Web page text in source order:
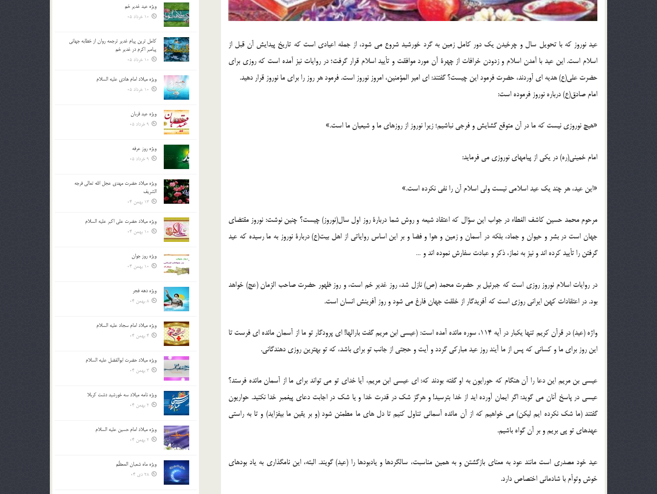
عید نوروز که با تحویل سال و چرخیدن یک دور کامل زمین به گرد خورشید شروع می شود، از جمله اعیادی است که تاریخ پیدایش آن قبل از
اسلام است. این عید با آمدن اسلام و زدودن خرافات از چهرۀ آن مورد موافقت و تأیید اسلام قرار گرفت؛ در روایات نیز آمده است که روزی برای
حضرت علی(ع) هدیه ای آوردند، حضرت فرمود این چیست؟ گفتند: ای امیر المؤمنین، امروز نوروز است. فرمود هر روز را برای ما نوروز قرار دهید.
امام صادق(ع) درباره نوروز فرموده است:
«هیچ نوروزی نیست که ما در آن متوقع گشایش و فرجی نباشیم؛ زیرا نوروز از روزهای ما و شیعیان ما است.»
امام خمینی(ره) در یکی از پیامهای نوروزی می فرماید:
«این عید، هر چند یک عید اسلامی نیست ولی اسلام آن را نفی نکرده است.»
مرحوم محمد حسین کاشف الغطاء در جواب این سؤال که اعتقاد شیعه و روش شما دربارۀ روز اول سال(نوروز) چیست؟ چنین نوشت: نوروز مقتضای
جهان است در بشر و حیوان و جماد، بلکه در آسمان و زمین و هوا و فضا و بر این اساس روایاتی از اهل بیت(ع) دربارۀ نوروز به ما رسیده که عید
گرفتن را تأیید کرده اند و نیز به نماز، ذکر و عبادت سفارش نموده اند و …
در روایات اسلام نوروز روزی است که جبرئیل بر حضرت محمد (ص) نازل شد، روز غدیر خم است، و روز ظهور حضرت صاحب الزمان (عج) خواهد
بود. در اعتقادات کهن ایرانی روزی است که آفریدگار از خلقت جهان فارغ می شود و روز آفرینش انسان است.
واژه (عید) در قرآن کریم تنها یکبار در آیه 114، سوره مائده آمده است: (عیسی ابن مریم گفت بارالها! ای پرودگار تو ما از آسمان مائده ای فرست تا
این روز برای ما و کسانی که پس از ما آیند روز عید مبارکی گردد و آیت و حجتی از جانب تو برای باشد، که تو بهترین روزی دهندگانی.
عیسی بن مریم این دعا را آن هنگام که حورایون به او گفته بودند که: ای عیسی ابن مریم، آیا خدای تو می تواند برای ما از آسمان مائده فرستد؟
عیسی در پاسخ آنان می گوید: اگر ایمان آورده اید از خدا بترسید! و هرگز شک در قدرت خدا و یا شک در اجابت دعای پیغمبر خدا نکنید. حواریون
گفتند (ما شک نکرده ایم لیکن) می خواهیم که از آن مائده آسمانی تناول کنیم تا دل های ما مطمئن شود (و بر یقین ما بیفزاید) و تا به راستی
عهدهای تو پی بریم و بر آن گواه باشیم.
عید خود مصدری است مانند عود به معنای بازگشتن و به همین مناسبت، سالگردها و یادبودها را (عید) گویند. البته، این نامگذاری به یاد بودهای
خوش وتوأم با شادمانی اختصاص دارد.
ویژه عید غدیر خم
10 خرداد 05
کامل ترین پیام غدیر ترجمه روان از خطابه جهانی
پیامبر اکرم در غدیر خم
10 خرداد 05
ویژه میلاد امام هادی علیه السلام
10 خرداد 05
ویژه عید قربان
9 خرداد 05
ویژه روز عرفه
9 خرداد 05
ویژه میلاد حضرت مهدی عجل الله تعالی فرجه
الشريف
13 بهمن 04
ویژه میلاد حضرت علی اکبر علیه السلام
10 بهمن 04
ویژه روز جوان
10 بهمن 04
ویژه دهه فجر
8 بهمن 04
ویژه میلاد امام سجاد علیه السلام
4 بهمن 04
ویژه میلاد حضرت ابوالفضل علیه السلام
3 بهمن 04
ویژه نامه میلاد سه خورشید دشت کربلا
2 بهمن 04
ویژه میلاد امام حسین علیه السلام
2 بهمن 04
ویژه ماه شعبان المعظّم
28 دی 04